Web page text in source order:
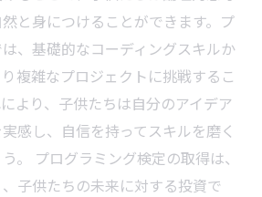
と身につけることができます。プ
、基礎的なコーディングスキルか
複雑なプロジェクトに挑戦するこ
より、子供たちは自分のアイデア
感し、自信を持ってスキルを磨く
。 プログラミング検定の取得は、
子供たちの未来に対する投資で